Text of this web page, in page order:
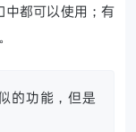
中都可以使用；有
的功能，但是